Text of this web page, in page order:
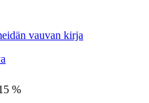
vauvan kirja
%